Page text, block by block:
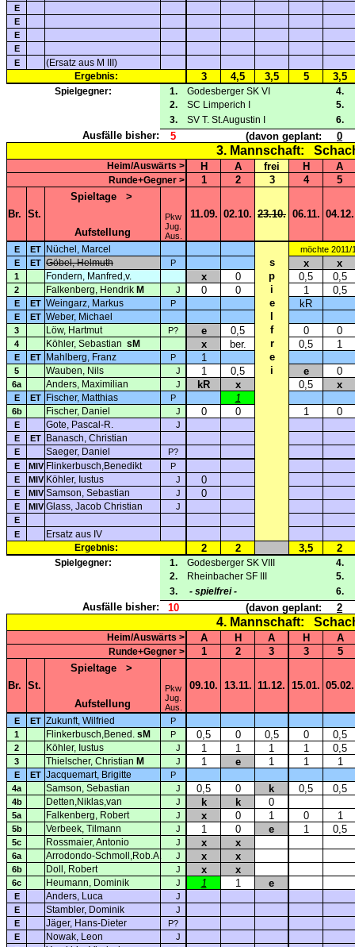
E
E
E
E
E
(Ersatz aus M III)
Ergebnis:
3 4,5 3,5 5 3,5
Spielgegner: 1. Godesberger SK VI
4.
2.
SC Limperich I
5.
3.
SV T. St.Augustin I 6.
Ausfälle bisher: 5 (davon geplant: 0
3. Mannschaft:
Heim/Auswärts > H A frei H A
Runde+Gegner > 1 2 3 4 5
Br. St.
Spieltage >
Aufstellung
Pkw
Jug.
Aus.
11.09. 02.10. 23.10. 06.11. 04.12.
E ET Nüchel, Marcel
möchte
E
ET Göbel, Helmuth P s x x
1 Fondern, Manfred,v. x 0 p 0,5 0,5
2 Falkenberg, Hendrik M J 0 0 i 1 0,5
E ET Weingarz, Markus P e kR
E ET Weber, Michael
3 Löw, Hartmut P? e 0,5 f 0 0
4 Köhler, Sebastian sM x ber. r 0,5 1
E ET Mahlberg, Franz P 1 e
5 Wauben, Nils J 1 0,5 i e 0
6a Anders, Maximilian J kR x 0,5 x
E ET Fischer, Matthias P 1
6b Fischer, Daniel J 0 0 1 0
E Gote, Pascal-R.
J
E
ET Banasch, Christian
E Saeger, Daniel
P?
E
MIV Flinkerbusch,Benedikt
P
E
MIV Köhler, Iustus J 0
E MIV Samson, Sebastian J 0
E MIV Glass, Jacob Christian
J
E
E
Ersatz aus IV
Ergebnis:
2 2 3,5 2
Spielgegner: 1. Godesberger SK VIII
4.
2.
Rheinbacher SF III
5.
3.
- spielfrei - 6.
Ausfälle bisher: 10 (davon geplant: 2
4. Mannschaft:
Heim/Auswärts > A H A H A
Runde+Gegner > 1 2 3 3 5
Br. St.
Spieltage >
Aufstellung
Pkw
Jug.
Aus.
09.10. 13.11. 11.12. 15.01. 05.02.
E ET Zukunft, Wilfried
P
1
Flinkerbusch,Bened. sM P 0,5 0 0,5 0 0,5
2 Köhler, Iustus J 1 1 1 1 0,5
3 Thielscher, Christian M J 1 e 1 1 1
E ET Jacquemart, Brigitte
P
4a
Samson, Sebastian J 0,5 0 k 0,5 0,5
4b Detten,Niklas,van J k k 0
5a Falkenberg, Robert J x 0 1 0 1
5b Verbeek, Tilmann J 1 0 e 1 0,5
5c Rossmaier, Antonio J x x
6a Arrodondo-Schmoll,Rob.A. J x x
6b Doll, Robert J x x
6c Heumann, Dominik J 1 1 e
E Anders, Luca
J
E
Stambler, Dominik
J
E
Jäger, Hans-Dieter
P?
E
Nowak, Leon
J